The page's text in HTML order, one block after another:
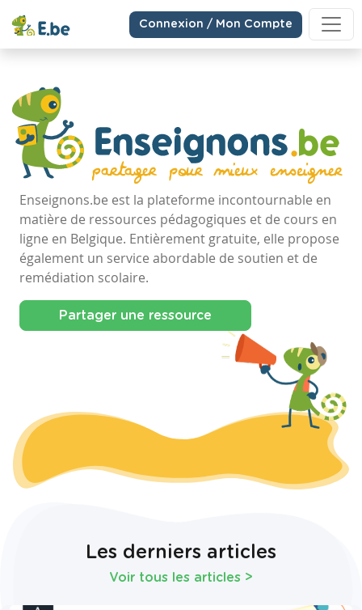
Connexion / Mon Compte
Enseignons.be est la plateforme incontournable en
matière de ressources pédagogiques et de cours en
ligne en Belgique. Entièrement gratuite, elle propose
également un service abordable de soutien et de
remédiation scolaire.
Partager une ressource
Les derniers articles
Voir tous les articles >